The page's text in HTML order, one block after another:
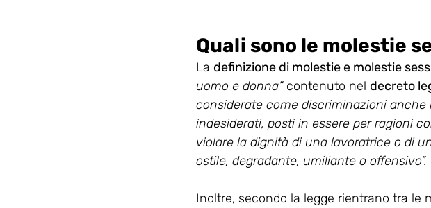
Quali sono le molestie
La definizione di molestie e molestie
uomo e donna” contenuto nel decreto
considerate come discriminazioni
indesiderati, posti in essere per ragioni
violare la dignità di una lavoratrice o di
ostile, degradante, umiliante o offensivo”.
Inoltre, secondo la legge rientrano tra le